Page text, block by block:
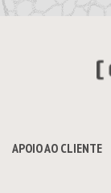
APOIO AO CLIENTE